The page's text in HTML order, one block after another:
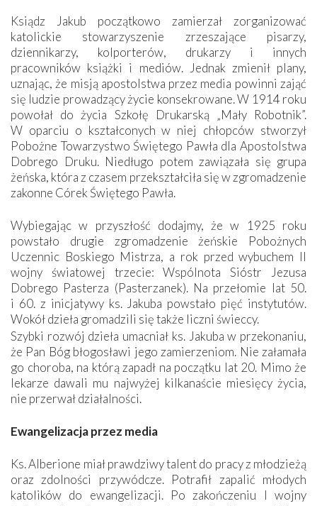
Ksiądz Jakub początkowo zamierzał zorganizować
katolickie stowarzyszenie zrzeszające pisarzy,
dziennikarzy, kolporterów, drukarzy i innych
pracowników książki i mediów. Jednak zmienił plany,
uznając, że misją apostolstwa przez media powinni zająć
się ludzie prowadzący życie konsekrowane. W 1914 roku
powołał do życia Szkołę Drukarską „Mały Robotnik”.
W oparciu o kształconych w niej chłopców stworzył
Pobożne Towarzystwo Świętego Pawła dla Apostolstwa
Dobrego Druku. Niedługo potem zawiązała się grupa
żeńska, która z czasem przekształciła się w zgromadzenie
zakonne Córek Świętego Pawła.
Wybiegając w przyszłość dodajmy, że w 1925 roku
powstało drugie zgromadzenie żeńskie Pobożnych
Uczennic Boskiego Mistrza, a rok przed wybuchem II
wojny światowej trzecie: Wspólnota Sióstr Jezusa
Dobrego Pasterza (Pasterzanek). Na przełomie lat 50.
i 60. z inicjatywy ks. Jakuba powstało pięć instytutów.
Wokół dzieła gromadzili się także liczni świeccy.
Szybki rozwój dzieła umacniał ks. Jakuba w przekonaniu,
że Pan Bóg błogosławi jego zamierzeniom. Nie załamała
go choroba, na którą zapadł na początku lat 20. Mimo że
lekarze dawali mu najwyżej kilkanaście miesięcy życia,
nie przerwał działalności.
Ewangelizacja przez media
Ks. Alberione miał prawdziwy talent do pracy z młodzieżą
oraz zdolności przywódcze. Potrafił zapalić młodych
katolików do ewangelizacji. Po zakończeniu I wojny